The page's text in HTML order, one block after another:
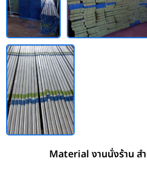
Material งานนั่งร้าน ส